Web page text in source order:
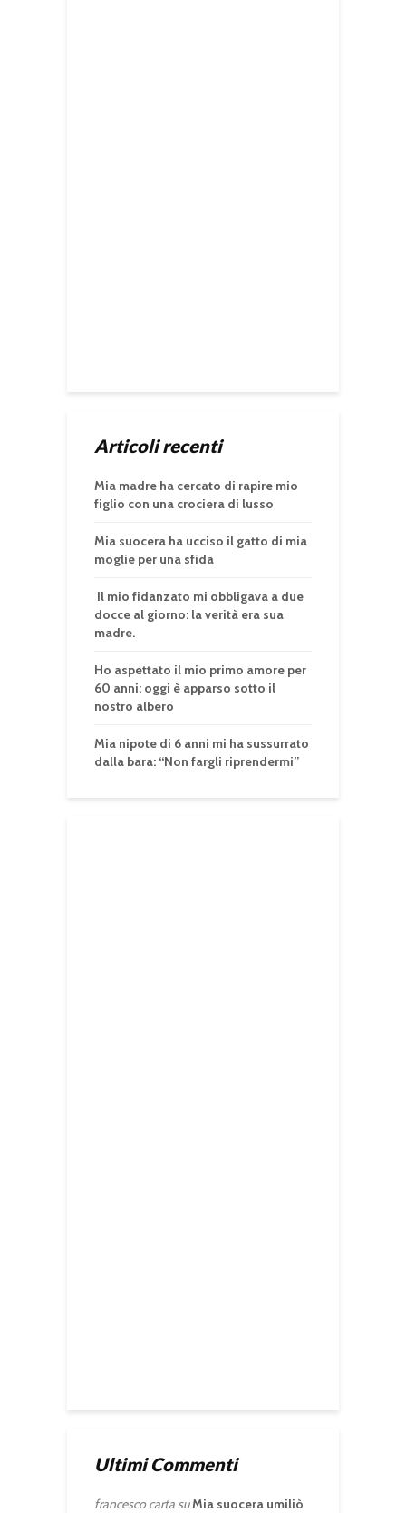
Articoli recenti
Mia madre ha cercato di rapire mio
figlio con una crociera di lusso
Mia suocera ha ucciso il gatto di mia
moglie per una sfida
Il mio fidanzato mi obbligava a due
docce al giorno: la verità era sua
madre.
Ho aspettato il mio primo amore per
60 anni: oggi è apparso sotto il
nostro albero
Mia nipote di 6 anni mi ha sussurrato
dalla bara: “Non fargli riprendermi”
Ultimi Commenti
francesco cartasuMia suocera umiliò